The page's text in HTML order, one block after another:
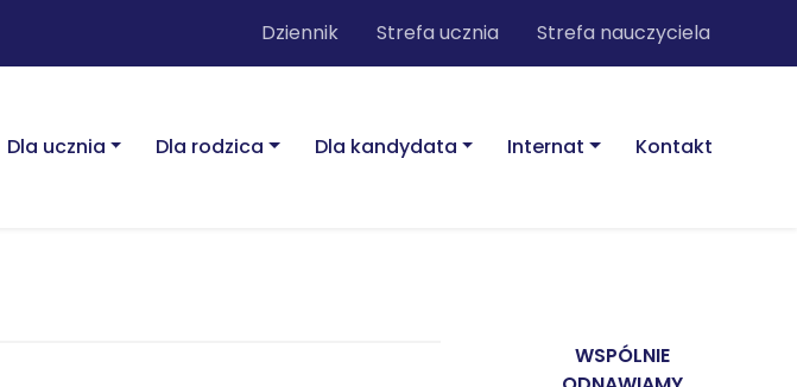
Dziennik Strefa ucznia Strefa nauczyciela
Dla ucznia Dla rodzica Dla kandydata Internat Kontakt
WSPÓLNIE